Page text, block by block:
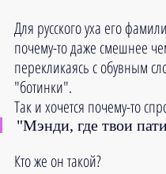
Для русского уха его
почему-то даже смешнее
перекликаясь с обувным
"ботинки".
Так и хочется почему-то
"Мэнди, где твои
Кто же он такой?